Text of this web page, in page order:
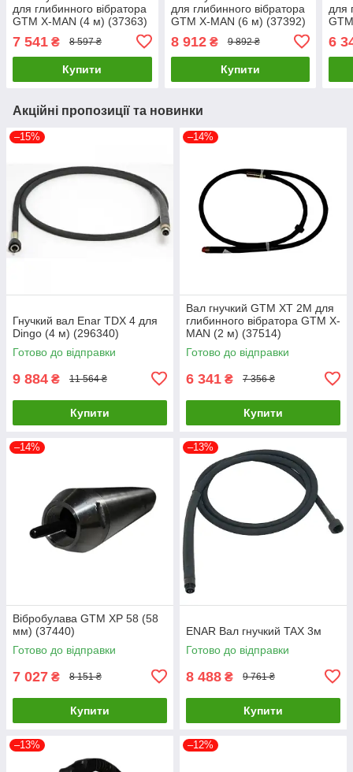
для глибинного вібратора
GTM X-MAN (4 м) (37363)
7 541 ₴ 8 597 ₴
Купити
для глибинного вібратора
GTM X-MAN (6 м) (37392)
8 912₴ 9 892 ₴
Купити
для
6
Акційні пропозиції та новинки
–15%
Гнучкий вал Enar TDX 4 для
Dingo (4 м) (296340)
Готово до відправки
9 884 ₴ 11 564 ₴
Купити
–14%
Вал гнучкий GTM XT 2M для
глибинного вібратора GTM X-
MAN (2 м) (37514)
Готово до відправки
6 341 ₴ 7 356 ₴
Купити
–14%
Вібробулава GTM XP 58 (58
мм) (37440)
Готово до відправки
7 027 ₴ 8 151 ₴
Купити
–13%
ENAR Вал гнучкий TAX 3м
Готово до відправки
8 488 ₴ 9 761 ₴
Купити
–13% –12%